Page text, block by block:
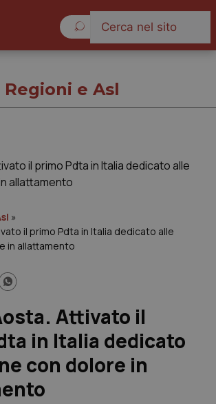
Regioni e Asl
»
il primo Pdta in Italia dedicato alle
in allattamento
Attivato il
in Italia dedicato
con dolore in